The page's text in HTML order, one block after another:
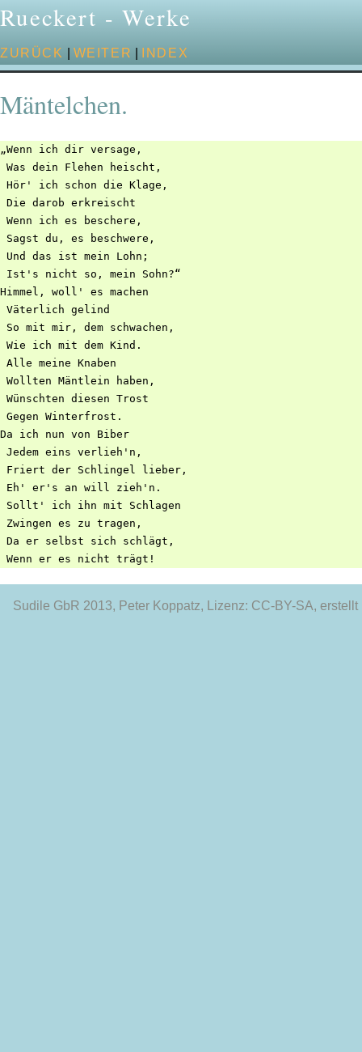
Rueckert - Werke
ZURÜCK WEITER INDEX
Mäntelchen.
„Wenn ich dir versage,
Was dein Flehen heischt,
Hör' ich schon die Klage,
Die darob erkreischt
Wenn ich es beschere,
Sagst du, es beschwere,
Und das ist mein Lohn;
Ist's nicht so, mein Sohn?“
Himmel, woll' es machen
Väterlich gelind
So mit mir, dem schwachen,
Wie ich mit dem Kind.
Alle meine Knaben
Wollten Mäntlein haben,
Wünschten diesen Trost
Gegen Winterfrost.
Da ich nun von Biber
Jedem eins verlieh'n,
Friert der Schlingel lieber,
Eh' er's an will zieh'n.
Sollt' ich ihn mit Schlagen
Zwingen es zu tragen,
Da er selbst sich schlägt,
Sudile GbR 2013, Peter Koppatz, Lizenz: CC-BY-SA,